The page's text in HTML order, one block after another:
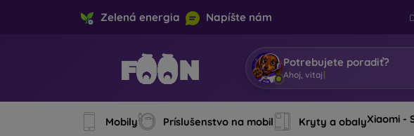
Zelená energia Napíšte nám
Potrebujete poradiť?
Som Mobi, tvoj
Mobily Príslušenstvo na mobil Kryty a obalyXiaomi -